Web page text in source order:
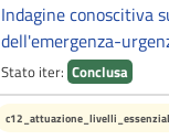
Indagine conoscitiva
dell'emergenza-
Stato iter: Conclusa